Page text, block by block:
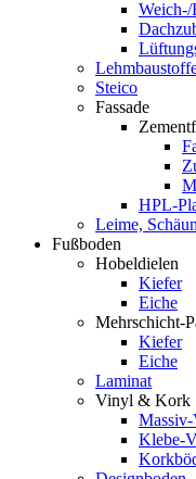
Weich-/
Steico
Fassade
HPL-
Leime,
Fußboden
Hobeldielen
Kiefer
Eiche
Mehrschicht-
Kiefer
Eiche
Laminat
Vinyl & Kork
Klebe-